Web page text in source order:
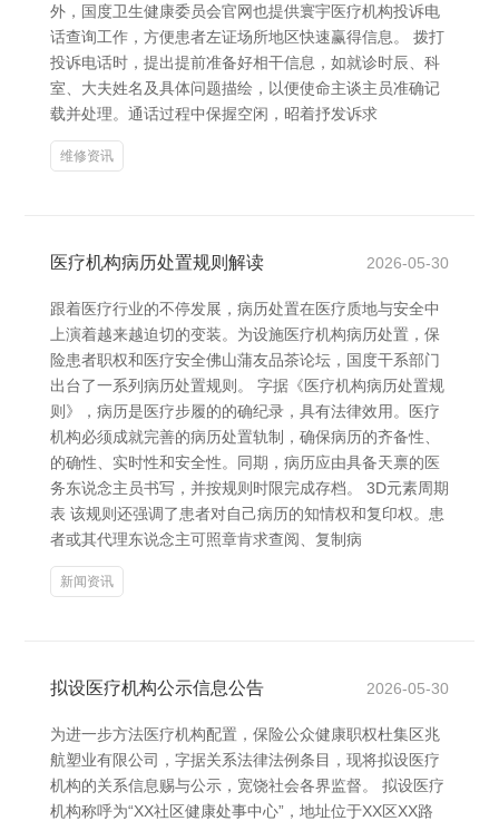
外，国度卫生健康委员会官网也提供寰宇医疗机构投诉电
话查询工作，方便患者左证场所地区快速赢得信息。 拨打
投诉电话时，提出提前准备好相干信息，如就诊时辰、科
室、大夫姓名及具体问题描绘，以便使命主谈主员准确记
载并处理。通话过程中保握空闲，昭着抒发诉求
维修资讯
医疗机构病历处置规则解读 2026-05-30
跟着医疗行业的不停发展，病历处置在医疗质地与安全中
上演着越来越迫切的变装。为设施医疗机构病历处置，保
险患者职权和医疗安全佛山蒲友品茶论坛，国度干系部门
出台了一系列病历处置规则。 字据《医疗机构病历处置规
则》，病历是医疗步履的的确纪录，具有法律效用。医疗
机构必须成就完善的病历处置轨制，确保病历的齐备性、
的确性、实时性和安全性。同期，病历应由具备天禀的医
务东说念主员书写，并按规则时限完成存档。 3D元素周期
表 该规则还强调了患者对自己病历的知情权和复印权。患
者或其代理东说念主可照章肯求查阅、复制病
新闻资讯
拟设医疗机构公示信息公告 2026-05-30
为进一步方法医疗机构配置，保险公众健康职权杜集区兆
航塑业有限公司，字据关系法律法例条目，现将拟设医疗
机构的关系信息赐与公示，宽饶社会各界监督。 拟设医疗
机构称呼为“XX社区健康处事中心”，地址位于XX区XX路